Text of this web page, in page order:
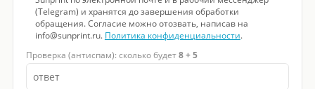
(Telegram) и хранятся до завершения обработки
обращения. Согласие можно отозвать, написав на
info@sunprint.ru. Политика конфиденциальности.
Проверка (антиспам): сколько будет8 + 5